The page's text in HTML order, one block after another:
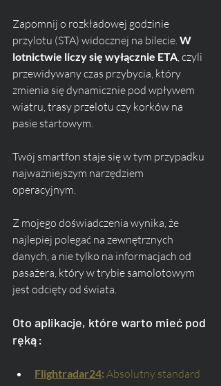
Zapomnij o rozkładowej godzinie
przylotu (STA) widocznej na bilecie. W
lotnictwie liczy się wyłącznie ETA, czyli
przewidywany czas przybycia, który
zmienia się dynamicznie pod wpływem
wiatru, trasy przelotu czy korków na
pasie startowym.
Twój smartfon staje się w tym przypadku
najważniejszym narzędziem
operacyjnym.
Z mojego doświadczenia wynika, że
najlepiej polegać na zewnętrznych
danych, a nie tylko na informacjach od
pasażera, który w trybie samolotowym
jest odcięty od świata.
Oto aplikacje, które warto mieć pod
ręką:
Flightradar24: Absolutny standard